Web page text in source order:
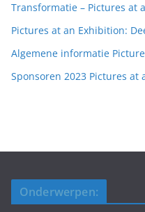
Transformatie – Pictures at
Pictures at an Exhibition:
Algemene informatie
Sponsoren 2023 Pictures at
Onderwerpen: